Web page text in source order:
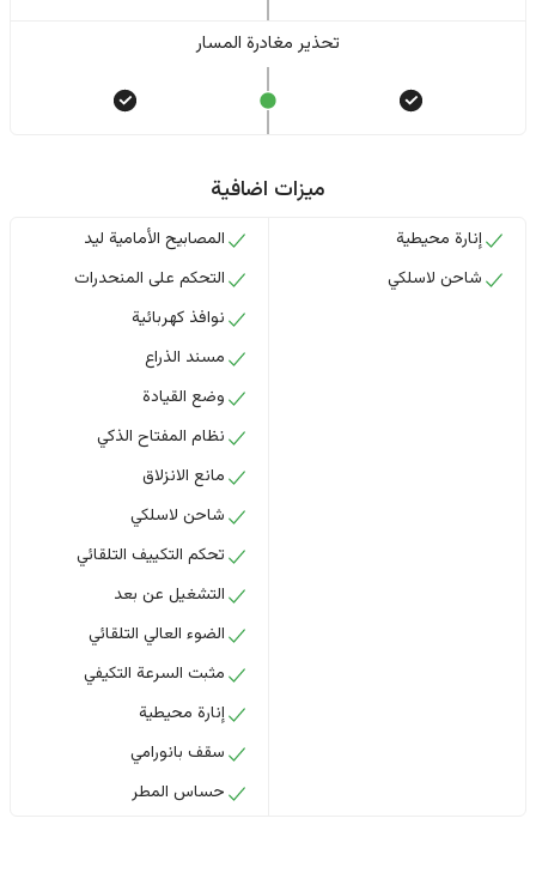
تحذير مغادرة المسار
ميزات اضافية
إنارة محيطية
شاحن لاسلكي
المصابيح الأمامية ليد
التحكم على المنحدرات
نوافذ كهربائية
مسند الذراع
وضع القيادة
نظام المفتاح الذكي
مانع الانزلاق
شاحن لاسلكي
تحكم التكييف التلقائي
التشغيل عن بعد
الضوء العالي التلقائي
مثبت السرعة التكيفي
إنارة محيطية
سقف بانورامي
حساس المطر